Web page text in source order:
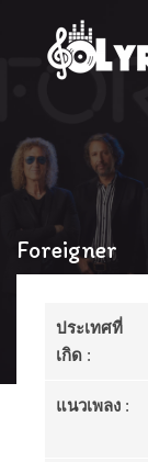
Foreigner
ประเทศที่
เกิด :
แนวเพลง :